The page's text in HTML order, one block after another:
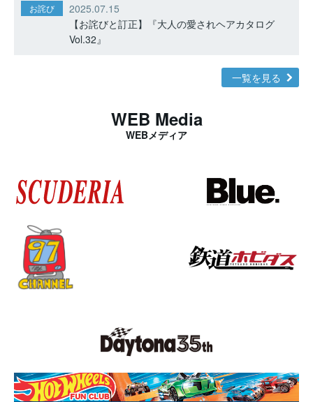
お詫び
2025.07.15
【お詫びと訂正】『大人の愛されヘアカタログ
Vol.32』
一覧を見る
WEB Media
WEBメディア